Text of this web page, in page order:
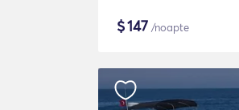
$147 /noapte